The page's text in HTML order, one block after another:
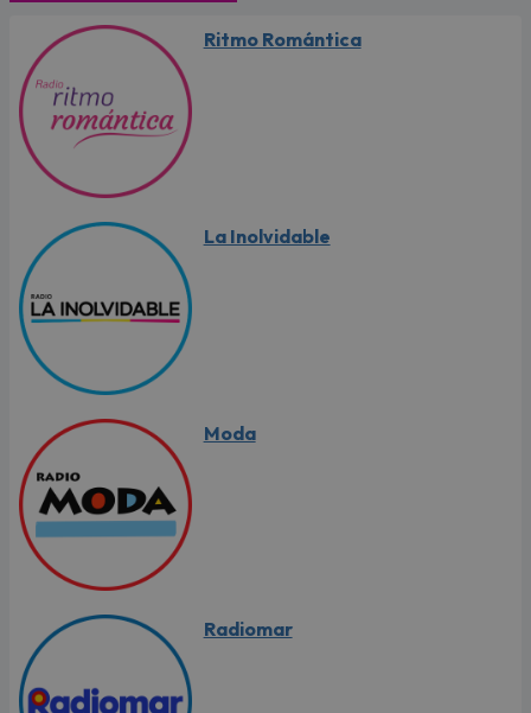
Ritmo Romántica
La Inolvidable
Moda
Radiomar